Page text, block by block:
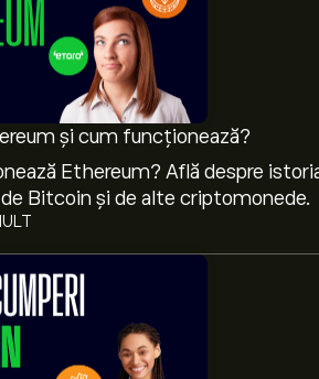
și cum funcționează?
Ethereum? Află despre